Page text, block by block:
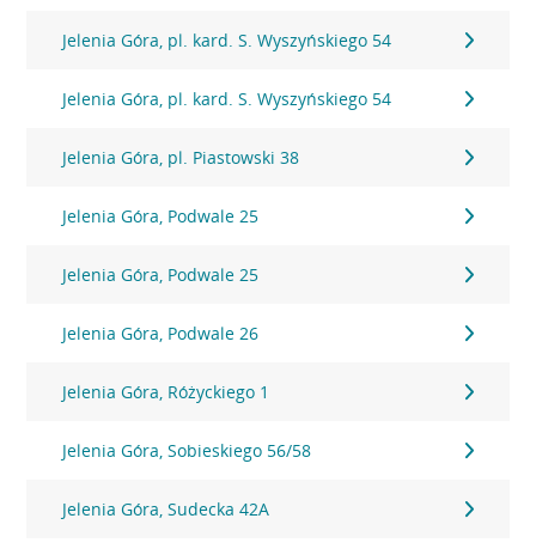
Jelenia Góra, pl. kard. S. Wyszyńskiego 54
Jelenia Góra, pl. kard. S. Wyszyńskiego 54
Jelenia Góra, pl. Piastowski 38
Jelenia Góra, Podwale 25
Jelenia Góra, Podwale 25
Jelenia Góra, Podwale 26
Jelenia Góra, Różyckiego 1
Jelenia Góra, Sobieskiego 56/58
Jelenia Góra, Sudecka 42A